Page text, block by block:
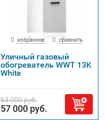
избранное сравнить
Уличный газовый
обогреватель WWT 13K
White
63 000 руб.
57 000 руб.